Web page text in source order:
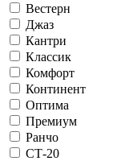
Вестерн
Джаз
Кантри
Классик
Комфорт
Континент
Оптима
Премиум
Ранчо
СТ-20